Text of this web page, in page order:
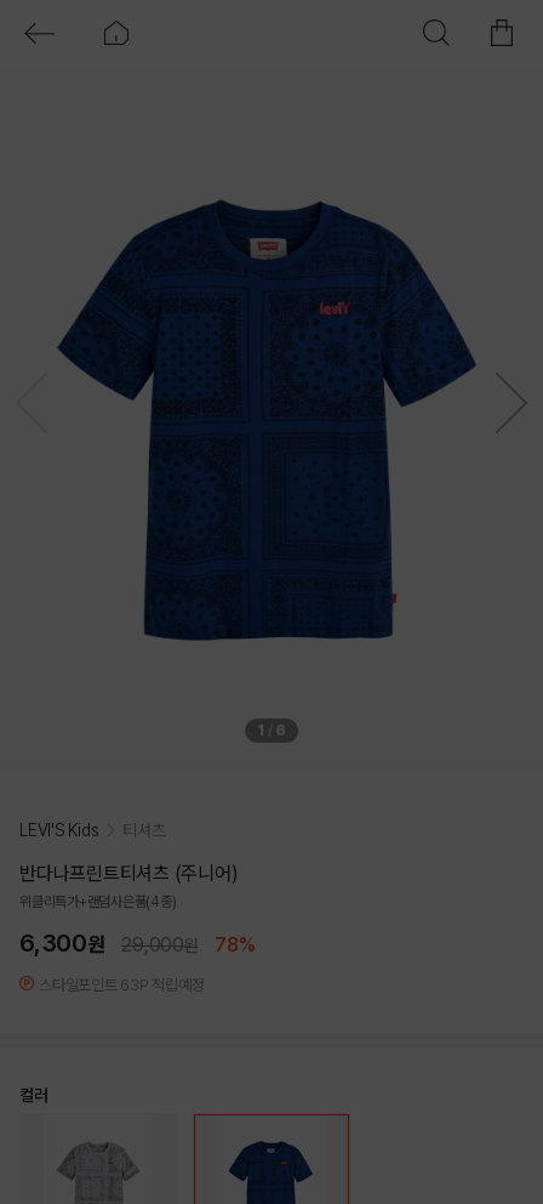
1 / 6
LEVI'S Kids 티셔츠
반다나프린트티셔츠 (주니어)
위클리특가+랜덤사은품(4종)
6,300원 29,000원 78%
스타일포인트 63P 적립예정
컬러